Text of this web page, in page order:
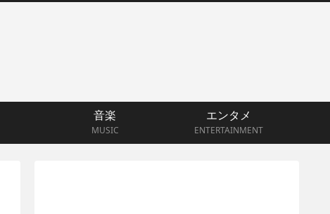
音楽
MUSIC
エンタメ
ENTERTAINMENT